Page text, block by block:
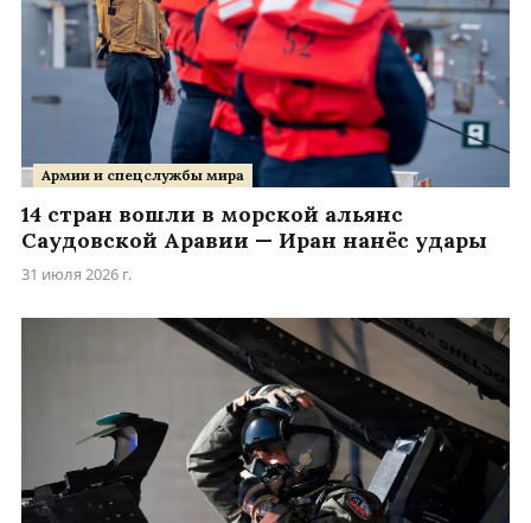
Армии и спецслужбы мира
14 стран вошли в морской альянс
Саудовской Аравии — Иран нанёс удары
31 июля 2026 г.